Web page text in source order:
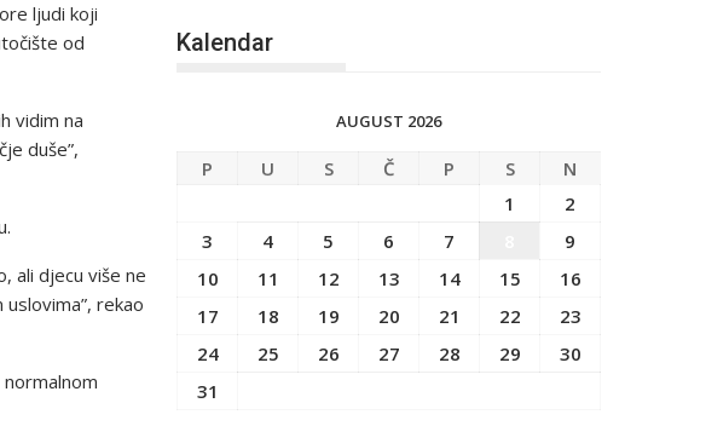
ljudi koji
od
vidim na
duše”,
ali djecu više ne
rekao
Kalendar
AUGUST 2026
P U S Č P S
N
1
2
3
4 5 6 7
9
10
11 12 13 14 15
16
17
18 19 20 21 22
23
24
25 26 27 28 29
30
31